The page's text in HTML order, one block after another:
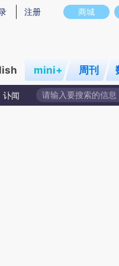
意图存在偏差。不代表财新观点和
商城
注册
mini+ 周刊
讣闻